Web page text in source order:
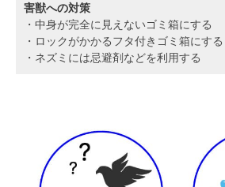
害獣への対策
・中身が完全に見えないゴミ箱にする
・ロックがかかるフタ付きゴミ箱にする
・ネズミには忌避剤などを利用する